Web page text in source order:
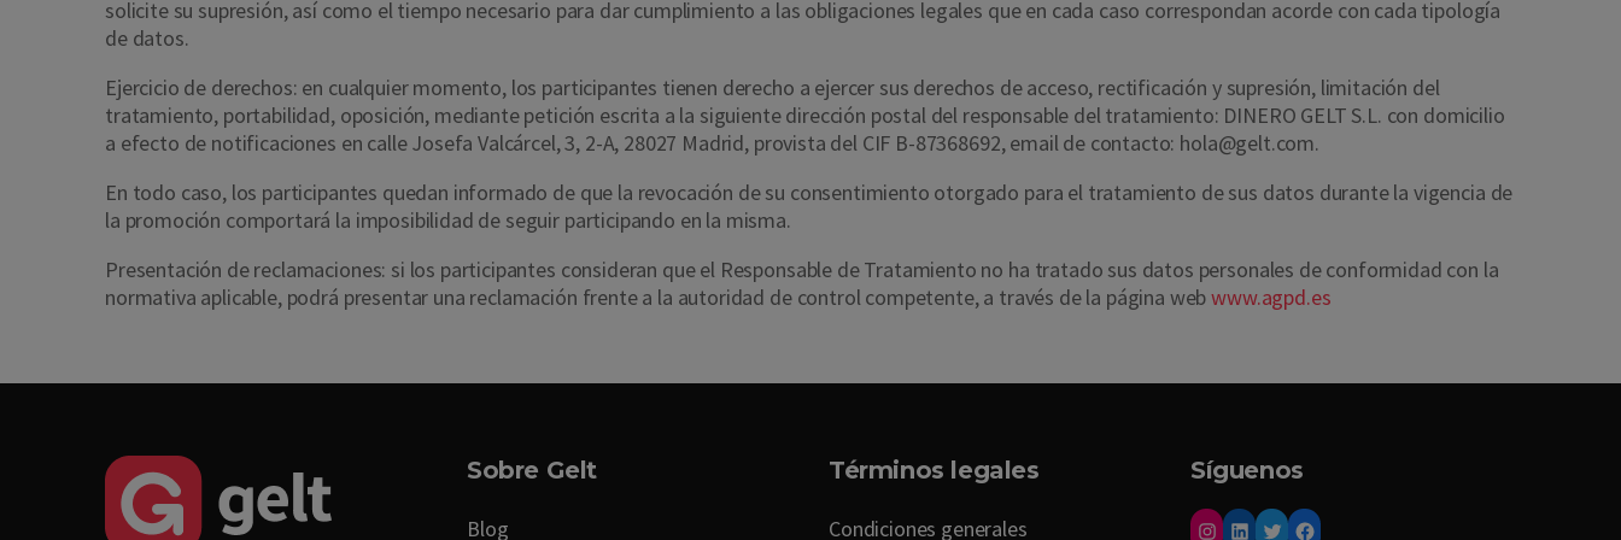
solicite su supresión, así como el tiempo necesario para dar cumplimiento a las obligaciones legales que en cada caso correspondan acorde con cada tipología
de datos.
Ejercicio de derechos: en cualquier momento, los participantes tienen derecho a ejercer sus derechos de acceso, rectificación y supresión, limitación del
tratamiento, portabilidad, oposición, mediante petición escrita a la siguiente dirección postal del responsable del tratamiento: DINERO GELT S.L. con domicilio
a efecto de notificaciones en calle Josefa Valcárcel, 3, 2-A, 28027 Madrid, provista del CIF B-87368692, email de contacto: hola@gelt.com.
En todo caso, los participantes quedan informado de que la revocación de su consentimiento otorgado para el tratamiento de sus datos durante la vigencia de
la promoción comportará la imposibilidad de seguir participando en la misma.
Presentación de reclamaciones: si los participantes consideran que el Responsable de Tratamiento no ha tratado sus datos personales de conformidad con la
normativa aplicable, podrá presentar una reclamación frente a la autoridad de control competente, a través de la página webwww.agpd.es
Sobre Gelt
Blog
Términos legales
Condiciones generales
Síguenos